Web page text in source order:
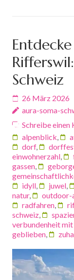
Schweiz
26 März 2026
aura-soma-
Schreibe einen
alpenblick,
dorf,
einwohnerzahl,
gassen,
idyll, juwel,
natur,
radfahren,
schweiz,
verbundenheit
geblieben,